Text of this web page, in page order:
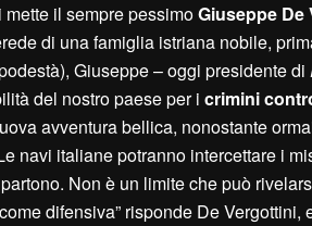
il sempre pessimoGiuseppe De
di una famiglia istriana nobile,
Giuseppe – oggi presidente di
del nostro paese per i crimini
avventura bellica, nonostante
navi italiane potranno intercettare i
Non è un limite che può
difensiva” risponde De Vergottini,